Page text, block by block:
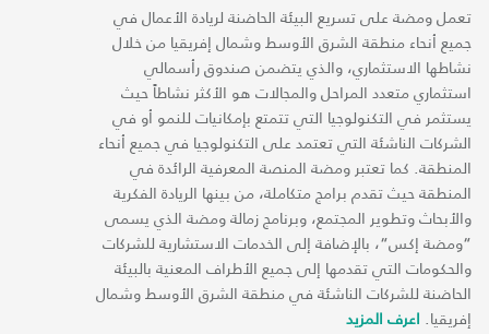
تعمل ومضة على تسريع البيئة الحاضنة لريادة الأعمال في
جميع أنحاء منطقة الشرق الأوسط وشمال إفريقيا من خلال
نشاطها الاستثماري، والذي يتضمن صندوق رأسمالي
استثماري متعدد المراحل والمجالات هو الأكثر نشاطاً حيث
يستثمر في التكنولوجيا التي تتمتع بإمكانيات للنمو أو في
الشركات الناشئة التي تعتمد على التكنولوجيا في جميع أنحاء
المنطقة. كما تعتبر ومضة المنصة المعرفية الرائدة في
المنطقة حيث تقدم برامج متكاملة، من بينها الريادة الفكرية
والأبحاث وتطوير المجتمع، وبرنامج زمالة ومضة الذي يسمى
“ومضة إكس“، بالإضافة إلى الخدمات الاستشارية للشركات
والحكومات التي تقدمها إلى جميع الأطراف المعنية بالبيئة
الحاضنة للشركات الناشئة في منطقة الشرق الأوسط وشمال
إفريقيا. اعرف المزيد